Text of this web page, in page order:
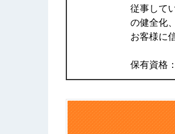
従事して
の健全化
お客様に
保有資格